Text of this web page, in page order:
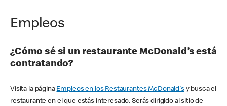
Empleos
¿Cómo sé si un restaurante McDonald’s está
contratando?
Visita la página Empleos en los Restaurantes McDonald'sy busca el
restaurante en el que estás interesado. Serás dirigido al sitio de